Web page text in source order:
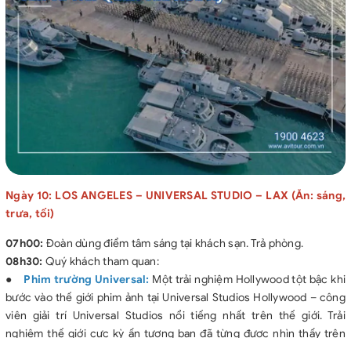
Ngày 10: LOS ANGELES – UNIVERSAL STUDIO – LAX (Ăn: sáng,
trưa, tối)
07h00: Đoàn dùng điểm tâm sáng tại khách sạn. Trả phòng.
08h30: Quý khách tham quan:
● Phim trường Universal: Một trải nghiệm Hollywood tột bậc khi
bước vào thế giới phim ảnh tại Universal Studios Hollywood – công
viên giải trí Universal Studios nổi tiếng nhất trên thế giới. Trải
nghiệm thế giới cực kỳ ấn tượng bạn đã từng được nhìn thấy trên